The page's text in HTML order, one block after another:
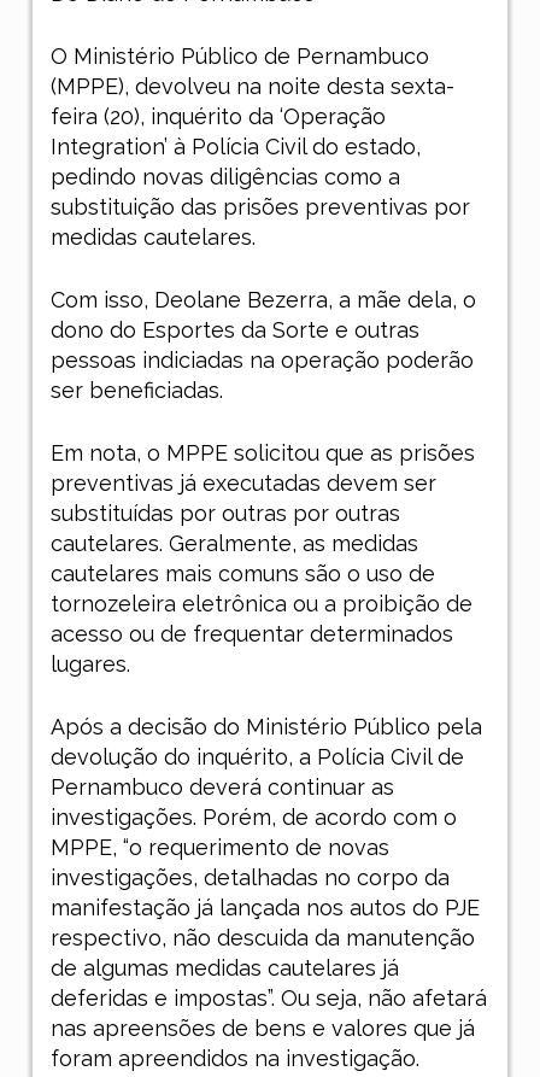
O Ministério Público de Pernambuco
(MPPE), devolveu na noite desta sexta-
feira (20), inquérito da ‘Operação
Integration’ à Polícia Civil do estado,
pedindo novas diligências como a
substituição das prisões preventivas por
medidas cautelares.
Com isso, Deolane Bezerra, a mãe dela, o
dono do Esportes da Sorte e outras
pessoas indiciadas na operação poderão
ser beneficiadas.
Em nota, o MPPE solicitou que as prisões
preventivas já executadas devem ser
substituídas por outras por outras
cautelares. Geralmente, as medidas
cautelares mais comuns são o uso de
tornozeleira eletrônica ou a proibição de
acesso ou de frequentar determinados
lugares.
Após a decisão do Ministério Público pela
devolução do inquérito, a Polícia Civil de
Pernambuco deverá continuar as
investigações. Porém, de acordo com o
MPPE, “o requerimento de novas
investigações, detalhadas no corpo da
manifestação já lançada nos autos do PJE
respectivo, não descuida da manutenção
de algumas medidas cautelares já
deferidas e impostas”. Ou seja, não afetará
nas apreensões de bens e valores que já
foram apreendidos na investigação.